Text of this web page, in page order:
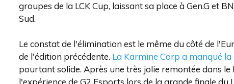
groupes de la LCK Cup, laissant sa place à Gen.G et
Sud.
Le constat de l'élimination est le même du côté de
de l'édition précédente. La Karmine Corp a manqué
pourtant solide. Après une très jolie remontée dans
l'expérience de G2 Esports lors de la grande finale du